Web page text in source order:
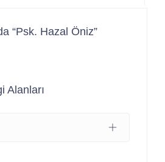
“Psk. Hazal Öniz”
Alanları